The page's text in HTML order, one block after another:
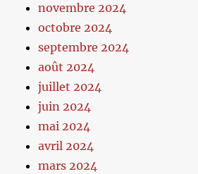
novembre 2024
octobre 2024
septembre 2024
août 2024
juillet 2024
juin 2024
mai 2024
avril 2024
mars 2024